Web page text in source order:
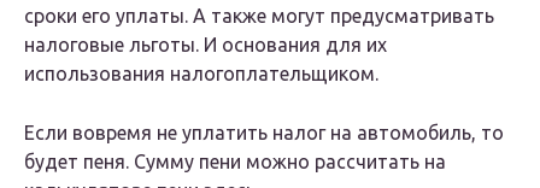
сроки его уплаты. А также могут предусматривать
налоговые льготы. И основания для их
использования налогоплательщиком.
Если вовремя не уплатить налог на автомобиль, то
будет пеня. Сумму пени можно рассчитать на